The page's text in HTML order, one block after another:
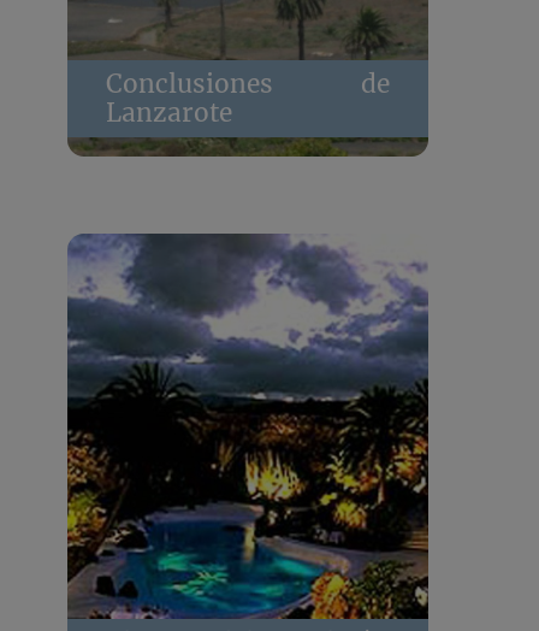
Conclusiones de
Lanzarote